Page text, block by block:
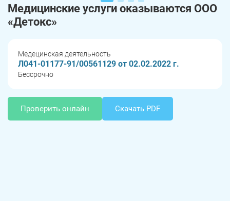
Медицинские услуги оказываются ООО
«Детокс»
Медецинская деятельность
Л041-01177-91/00561129 от 02.02.2022 г.
Бессрочно
Проверить онлайн Скачать PDF